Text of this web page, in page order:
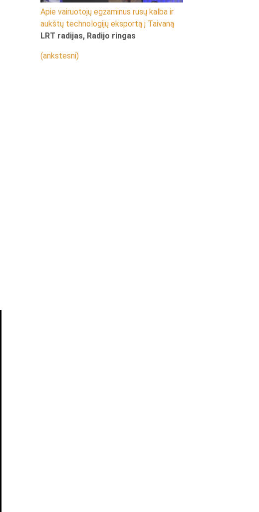
Apie vairuotojų egzaminus rusų kalba ir
aukštų technologijų eksportą į Taivaną
LRT radijas, Radijo ringas
(ankstesni)